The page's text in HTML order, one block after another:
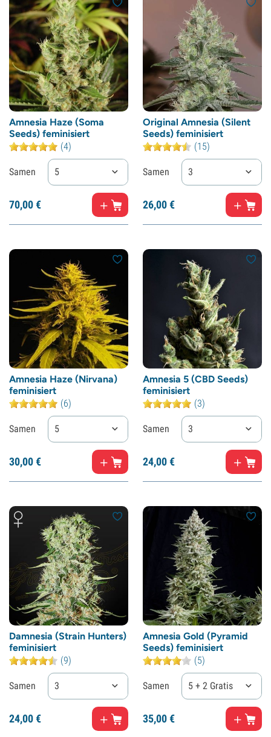
Amnesia Haze (Soma
Seeds) feminisiert
(4)
Samen 5
70,00€
Original Amnesia (Silent
Seeds) feminisiert
(15)
Samen 3
26,00€
Amnesia Haze (Nirvana)
feminisiert
(6)
Samen 5
30,00€
Amnesia 5 (CBD Seeds)
feminisiert
(3)
Samen 3
24,00€
Damnesia (Strain Hunters)
feminisiert
(9)
Samen 3
24,00€
Amnesia Gold (Pyramid
Seeds) feminisiert
(5)
Samen 5 + 2 Gratis
35,00€